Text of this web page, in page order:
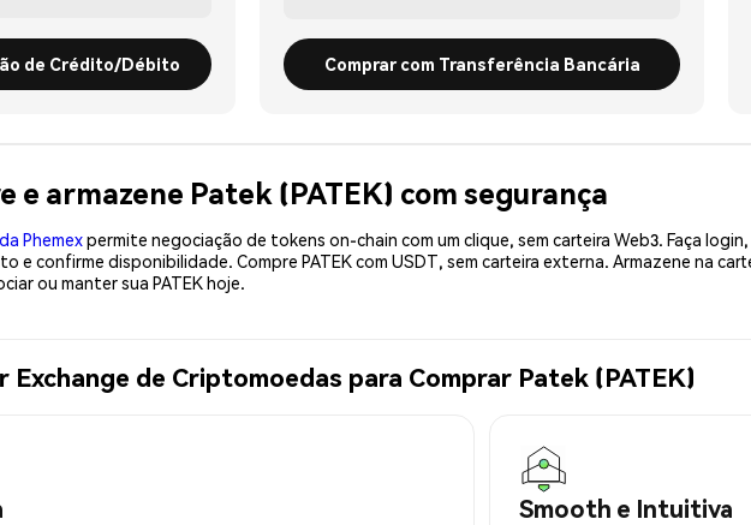
de Crédito/Débito Comprar com Transferência Bancária
e armazene Patek (PATEK) com segurança
Phemexpermite negociação de tokens on-chain com um clique, sem carteira Web3. Faça
e confirme disponibilidade. Compre PATEK com USDT, sem carteira externa. Armazene na
ou manter sua PATEK hoje.
Exchange de Criptomoedas para Comprar Patek (PATEK)
Smooth e Intuitiva